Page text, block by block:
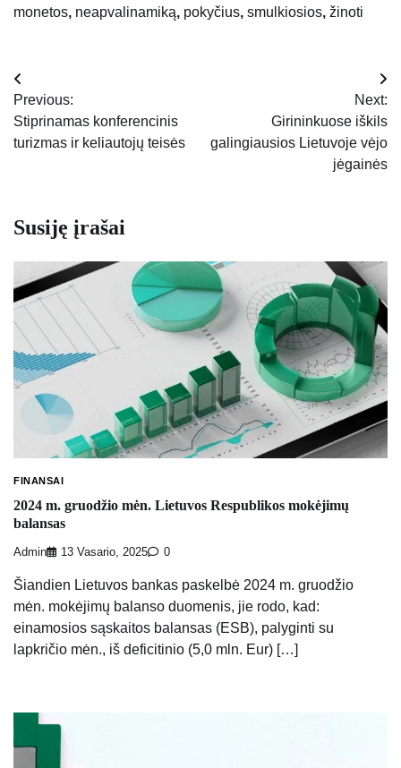
monetos, neapvalinamiką, pokyčius, smulkiosios, žinoti
Navigacija
tarp
įrašų
Previous:
Stiprinamas konferencinis
turizmas ir keliautojų teisės
Next:
Girininkuose iškils
galingiausios Lietuvoje vėjo
jėgainės
Susiję įrašai
FINANSAI
2024 m. gruodžio mėn. Lietuvos Respublikos mokėjimų
balansas
Admin 13 Vasario, 2025 0
Šiandien Lietuvos bankas paskelbė 2024 m. gruodžio
mėn. mokėjimų balanso duomenis, jie rodo, kad:
einamosios sąskaitos balansas (ESB), palyginti su
lapkričio mėn., iš deficitinio (5,0 mln. Eur) […]